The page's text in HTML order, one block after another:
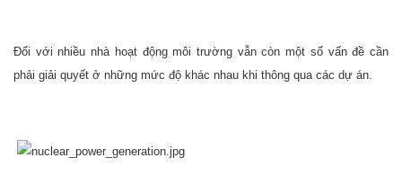
Đối với nhiều nhà hoạt động môi trường vẫn còn một số vấn đề cần
phải giải quyết ở những mức độ khác nhau khi thông qua các dự án.